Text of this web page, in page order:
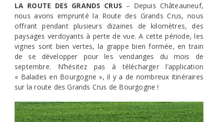
LA ROUTE DES GRANDS CRUS – Depuis Châteauneuf,
nous avons emprunté la Route des Grands Crus, nous
offrant pendant plusieurs dizaines de kilomètres, des
paysages verdoyants à perte de vue. A cette période, les
vignes sont bien vertes, la grappe bien formée, en train
de se développer pour les vendanges du mois de
septembre. N’hésitez pas à télécharger l’application
« Balades en Bourgogne », il y a de nombreux itinéraires
sur la route des Grands Crus de Bourgogne !